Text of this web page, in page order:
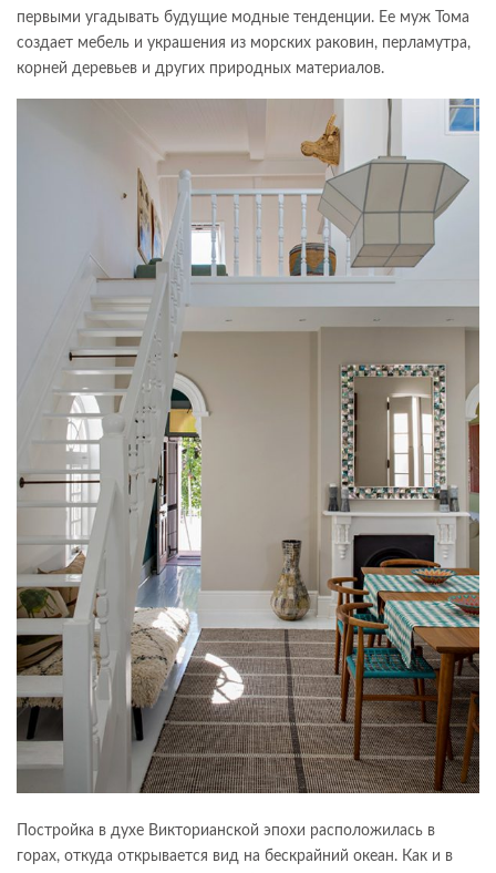
первыми угадывать будущие модные тенденции. Ее муж Тома
создает мебель и украшения из морских раковин, перламутра,
корней деревьев и других природных материалов.
Постройка в духе Викторианской эпохи расположилась в
горах, откуда открывается вид на бескрайний океан. Как и в